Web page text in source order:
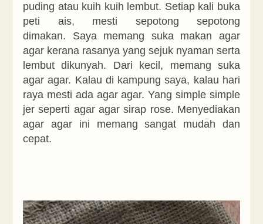
puding atau kuih kuih lembut. Setiap kali buka
peti ais, mesti sepotong sepotong
dimakan. Saya memang suka makan agar
agar kerana rasanya yang sejuk nyaman serta
lembut dikunyah. Dari kecil, memang suka
agar agar. Kalau di kampung saya, kalau hari
raya mesti ada agar agar. Yang simple simple
jer seperti agar agar sirap rose. Menyediakan
agar agar ini memang sangat mudah dan
cepat.